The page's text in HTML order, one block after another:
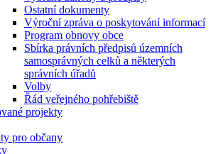
Ostatní dokumenty
Výroční zpráva o poskytování informací
Program obnovy obce
Sbírka právních předpisů územních
samosprávných celků a některých
správních úřadů
Volby
Řád veřejného pohřebiště
projekty
pro občany